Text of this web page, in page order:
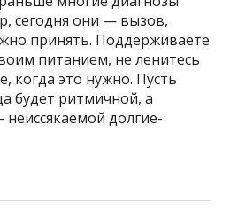
сегодня они — вызов,
принять. Поддерживаете
питанием, не ленитесь
когда это нужно. Пусть
будет ритмичной, а
долгие-